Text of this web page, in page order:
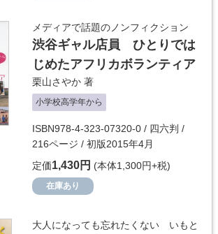
メディアで話題のノンフィクション
渋谷ギャル店員 ひとりでは
じめたアフリカボランティア
栗山さやか 著
小学校高学年から
ISBN978-4-323-07320-0 / 四六判 /
216ページ / 初版2015年4月
定価1,430円 (本体1,300円+税)
在庫あり
大人になっても忘れたくない いもと